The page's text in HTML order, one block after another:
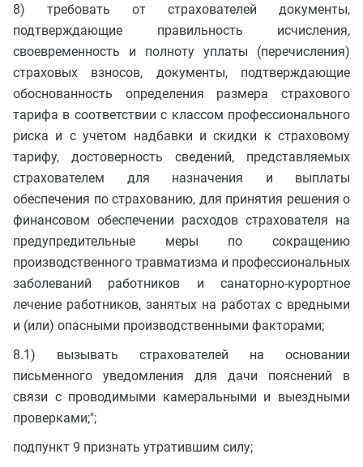
8) требовать от страхователей документы,
подтверждающие правильность исчисления,
своевременность и полноту уплаты (перечисления)
страховых взносов, документы, подтверждающие
обоснованность определения размера страхового
тарифа в соответствии с классом профессионального
риска и с учетом надбавки и скидки к страховому
тарифу, достоверность сведений, представляемых
страхователем для назначения и выплаты
обеспечения по страхованию, для принятия решения о
финансовом обеспечении расходов страхователя на
предупредительные меры по сокращению
производственного травматизма и профессиональных
заболеваний работников и санаторно-курортное
лечение работников, занятых на работах с вредными
и (или) опасными производственными факторами;
8.1) вызывать страхователей на основании
письменного уведомления для дачи пояснений в
связи с проводимыми камеральными и выездными
проверками;";
подпункт 9 признать утратившим силу;